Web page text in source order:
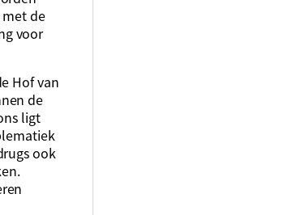
de
voor
Hof van
de
ligt
ook